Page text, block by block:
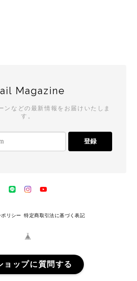
Magazine
ンなどの最新情報をお届けいたしま
す。
登録
リシー 特定商取引法に基づく表記
ョップに質問する